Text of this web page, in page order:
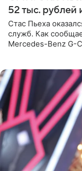
52 тыс.
Стас Пьеха
служб. Как
Mercedes-Benz G-